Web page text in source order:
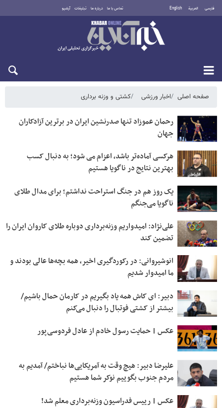
فارسی العربية English تماس با ما درباره ما تبلیغات آرشیو
شنبه ۱۷ مرداد ۱۴۰۵
صفحه اصلی اخبار ورزشی کشتی و وزنه‌ برداری
رحمان عموزاد تنها صدرنشین ایران در برترین آزادکاران
جهان
هرکسی آماده‌تر باشد، اعزام می شود؛ به دنبال کسب
بهترین نتایج در ناگویا هستیم
یک روز هم در جنگ استراحت نداشتم؛ برای مدال طلای
ناگویا می‌جنگم
علی‌نژاد: امیدواریم وزنه‌برداری دوباره طلای کاروان ایران را
تضمین کند
انوشیروانی: در رکوردگیری اخیر، همه بچه‌ها عالی بودند و
ما امیدوار شدیم
دبیر: ای کاش همه یاد بگیریم در کارمان حمال باشیم/
بیشتر از کشتی فوتبال را دنبال می‌کنم
عکس | حمایت رسول خادم از عادل فردوسی‌پور
علیرضا دبیر: هیچ وقت به آمریکایی‌ها نباختم/ آمدیم به
مردم جنوب بگوییم نوکر شما هستیم
عکس | رییس فدراسیون وزنه‌برداری معلم شد!